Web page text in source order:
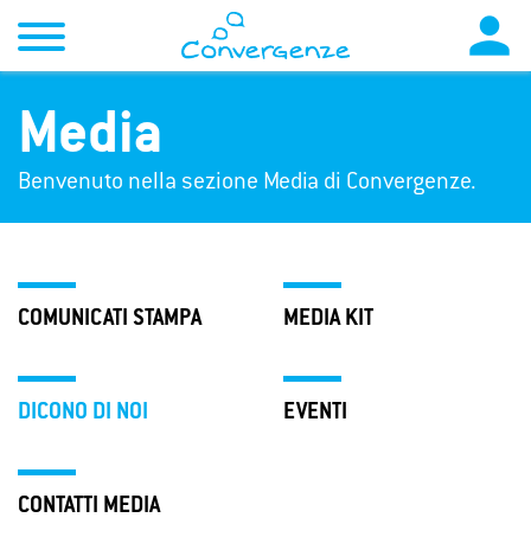

Media
Benvenuto nella sezione Media di Convergenze.
COMUNICATI STAMPA MEDIA KIT
DICONO DI NOI EVENTI
CONTATTI MEDIA